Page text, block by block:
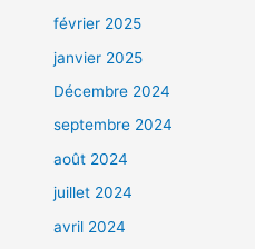
février 2025
janvier 2025
Décembre 2024
septembre 2024
août 2024
juillet 2024
avril 2024